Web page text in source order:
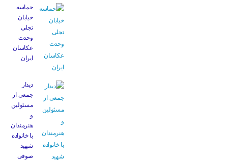
حماسه
خیابان
تجلی
وحدت
عکاسان
ایران
دیدار
جمعی از
مسئولین
و
هنرمندان
با خانواده
شهید
صوفی